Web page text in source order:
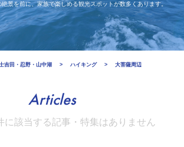
景を前に、家族で楽しめる観光スポットが数多くあります。
吉田・忍野・山中湖 ハイキング 大菩薩周辺
Articles
に該当する記事・特集はありません